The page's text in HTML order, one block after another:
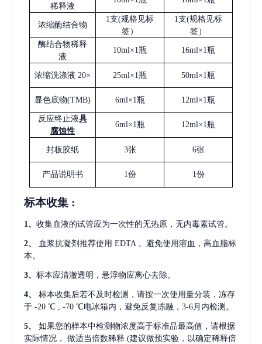
稀释液
浓缩酶结合物
1支(规格见标
签）
1支(规格见标
签）
酶结合物稀释
液
10ml×1瓶 16ml×1瓶
浓缩洗涤液 20× 25ml×1瓶 50ml×1瓶
显色底物(TMB) 6ml×1瓶 12ml×1瓶
反应终止液具
腐蚀性
6ml×1瓶 12ml×1瓶
封板胶纸 3张 6张
产品说明书 1份 1份
标本收集 :
1 、 收集血液的试管应为一次性的无热原，无内毒素试管。
2、 血浆抗凝剂推荐使用 EDTA 。避免使用溶血，高血脂标
本。
3、 标本应清澈透明，悬浮物应离心去除。
4、
标本收集后若不及时检测，请按一次使用量分装，冻存
于 -20 ℃ , -70 ℃电冰箱内，避免反复冻融，3-6月内检测。
5、
如果您的样本中检测物浓度高于标准品最高值，请根据
实际情况，
做适当倍数稀释 (建议做预实验，以确定稀释倍